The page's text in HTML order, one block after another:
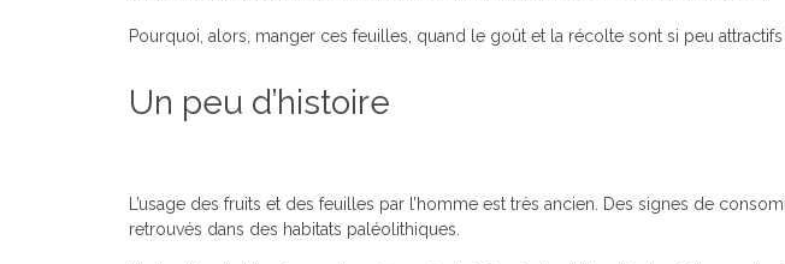
Pourquoi, alors, manger ces feuilles, quand le goût et la récolte sont si peu attractifs
Un peu d’histoire
L’usage des fruits et des feuilles par l’homme est très ancien. Des signes de
retrouvés dans des habitats paléolithiques.